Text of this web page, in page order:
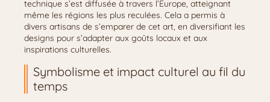
technique s’est diffusée à travers l’Europe, atteignant
même les régions les plus reculées. Cela a permis à
divers artisans de s’emparer de cet art, en diversifiant les
designs pour s’adapter aux goûts locaux et aux
inspirations culturelles.
Symbolisme et impact culturel au fil du
temps